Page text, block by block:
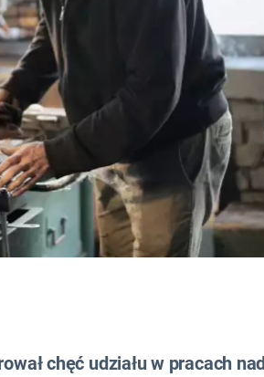
chęć udziału w pracach nad